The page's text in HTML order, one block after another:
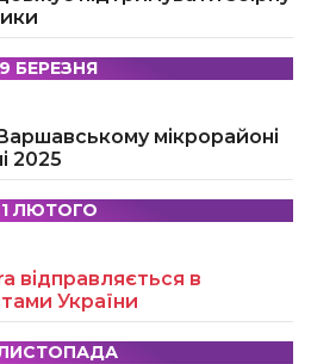
БЕРЕЗНЯ
мікрорайоні
2025
ЛЮТОГО
відправляється в
України
ЛИСТОПАДА